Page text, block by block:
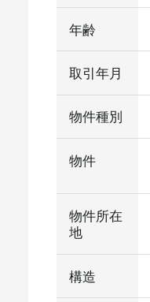
年齢
取引年月
物件種別
物件
物件所在
地
構造